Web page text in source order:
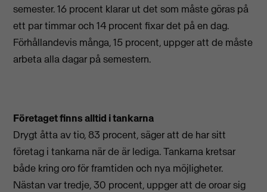
semester. 16 procent klarar ut det som måste göras på
ett par timmar och 14 procent fixar det på en dag.
Förhållandevis många, 15 procent, uppger att de måste
arbeta alla dagar på semestern.
Företaget finns alltid i tankarna
Drygt åtta av tio, 83 procent, säger att de har sitt
företag i tankarna när de är lediga. Tankarna kretsar
både kring oro för framtiden och nya möjligheter.
Nästan var tredje, 30 procent, uppger att de oroar sig